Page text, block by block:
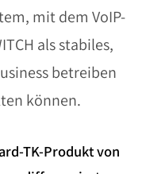
mit dem VoIP-
als stabiles,
betreiben
können.
TK-Produkt von